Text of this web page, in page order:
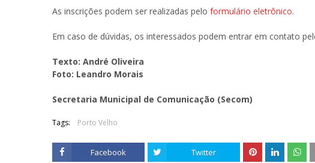
As inscrições podem ser realizadas pelo formulário eletrônico.
Em caso de dúvidas, os interessados podem entrar em contato
Texto: André Oliveira
Foto: Leandro Morais
Secretaria Municipal de Comunicação (Secom)
Tags: Porto Velho
Facebook Twitter